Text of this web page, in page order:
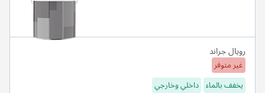
رويال جراند
غير متوفر
يخفف بالماء داخلي وخارجي